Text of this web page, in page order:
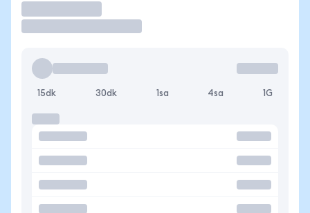
15dk 30dk 1sa 4sa 1G